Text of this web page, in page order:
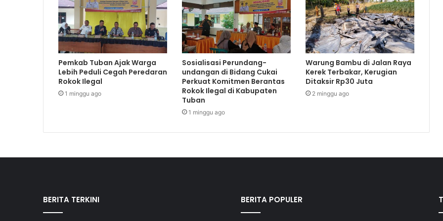
Pemkab Tuban Ajak Warga
Lebih Peduli Cegah Peredaran
Rokok Ilegal
1 minggu ago
Sosialisasi Perundang-
undangan di Bidang Cukai
Perkuat Komitmen Berantas
Rokok Ilegal di Kabupaten
Tuban
1 minggu ago
Warung Bambu di Jalan Raya
Kerek Terbakar, Kerugian
Ditaksir Rp30 Juta
2 minggu ago
BERITA TERKINI BERITA POPULER